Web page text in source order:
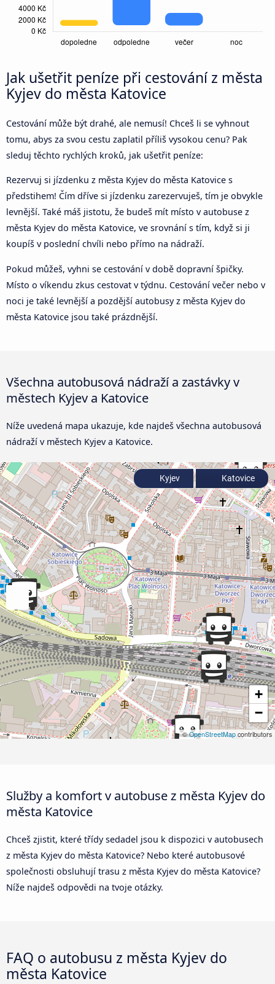
Jak ušetřit peníze při cestování z města
Kyjev do města Katovice
Cestování může být drahé, ale nemusí! Chceš li se vyhnout
tomu, abys za svou cestu zaplatil příliš vysokou cenu? Pak
sleduj těchto rychlých kroků, jak ušetřit peníze:
Rezervuj si jízdenku z města Kyjev do města Katovice s
předstihem! Čím dříve si jízdenku zarezervuješ, tím je obvykle
levnější. Také máš jistotu, že budeš mít místo v autobuse z
města Kyjev do města Katovice, ve srovnání s tím, když si ji
koupíš v poslední chvíli nebo přímo na nádraží.
Pokud můžeš, vyhni se cestování v době dopravní špičky.
Místo o víkendu zkus cestovat v týdnu. Cestování večer nebo v
noci je také levnější a pozdější autobusy z města Kyjev do
města Katovice jsou také prázdnější.
Všechna autobusová nádraží a zastávky v
městech Kyjev a Katovice
Níže uvedená mapa ukazuje, kde najdeš všechna autobusová
nádraží v městech Kyjev a Katovice.
+
−
©OpenStreetMapcontributors
Kyjev Katovice
Služby a komfort v autobuse z města Kyjev do
města Katovice
Chceš zjistit, které třídy sedadel jsou k dispozici v autobusech
z města Kyjev do města Katovice? Nebo které autobusové
společnosti obsluhují trasu z města Kyjev do města Katovice?
Níže najdeš odpovědi na tvoje otázky.
FAQ o autobusu z města Kyjev do
města Katovice